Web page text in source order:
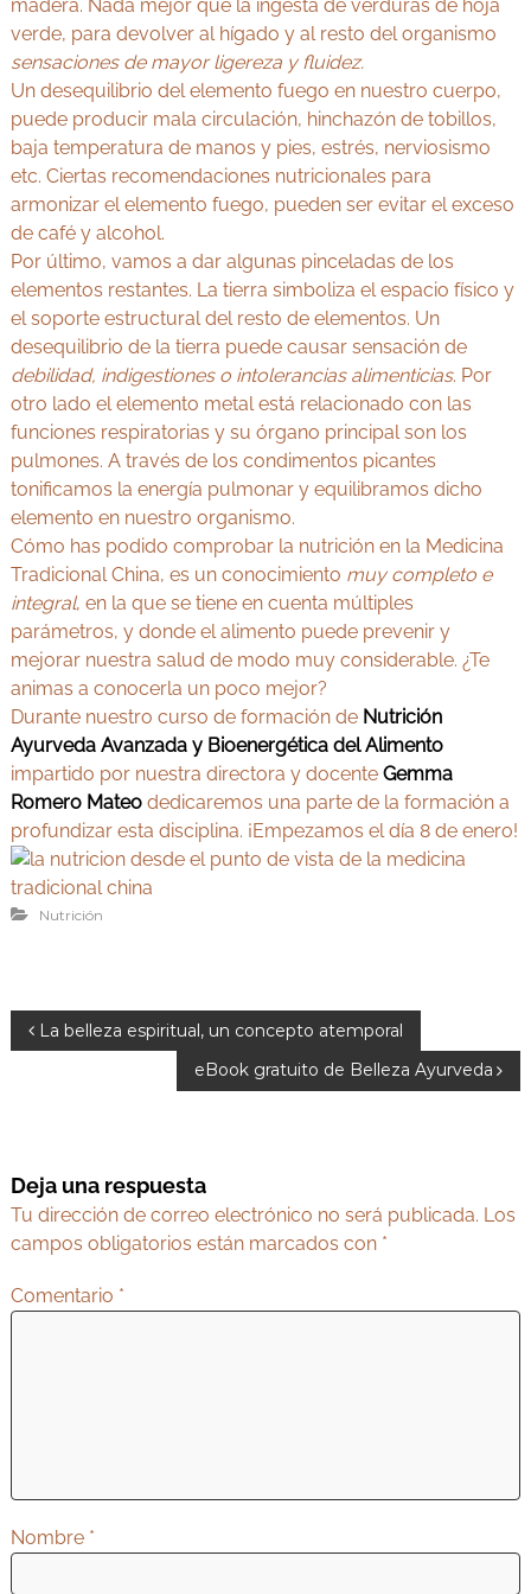
madera. Nada mejor que la ingesta de verduras de hoja
verde, para devolver al hígado y al resto del organismo
sensaciones de mayor ligereza y fluidez.
Un desequilibrio del elemento fuego en nuestro cuerpo,
puede producir mala circulación, hinchazón de tobillos,
baja temperatura de manos y pies, estrés, nerviosismo
etc. Ciertas recomendaciones nutricionales para
armonizar el elemento fuego, pueden ser evitar el exceso
de café y alcohol.
Por último, vamos a dar algunas pinceladas de los
elementos restantes. La tierra simboliza el espacio físico y
el soporte estructural del resto de elementos. Un
desequilibrio de la tierra puede causar sensación de
debilidad, indigestiones o intolerancias alimenticias. Por
otro lado el elemento metal está relacionado con las
funciones respiratorias y su órgano principal son los
pulmones. A través de los condimentos picantes
tonificamos la energía pulmonar y equilibramos dicho
elemento en nuestro organismo.
Cómo has podido comprobar la nutrición en la Medicina
Tradicional China, es un conocimiento muy completo e
integral, en la que se tiene en cuenta múltiples
parámetros, y donde el alimento puede prevenir y
mejorar nuestra salud de modo muy considerable. ¿Te
animas a conocerla un poco mejor?
Durante nuestro curso de formación de Nutrición
Ayurveda Avanzada y Bioenergética del Alimento
impartido por nuestra directora y docente Gemma
Romero Mateo dedicaremos una parte de la formación a
profundizar esta disciplina. ¡Empezamos el día 8 de enero!
Nutrición
a
c
ó
n
t
r
La belleza espiritual, un concepto atemporal
eBook gratuito de Belleza Ayurveda
Deja una respuesta
Tu dirección de correo electrónico no será publicada. Los
campos obligatorios están marcados con *
Comentario *
Nombre *